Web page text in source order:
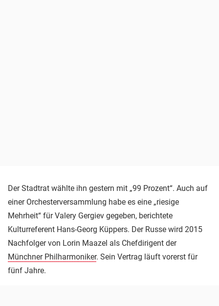
Der Stadtrat wählte ihn gestern mit „99 Prozent“. Auch auf
einer Orchesterversammlung habe es eine „riesige
Mehrheit“ für Valery Gergiev gegeben, berichtete
Kulturreferent Hans-Georg Küppers. Der Russe wird 2015
Nachfolger von Lorin Maazel als Chefdirigent der
Münchner Philharmoniker. Sein Vertrag läuft vorerst für
fünf Jahre.